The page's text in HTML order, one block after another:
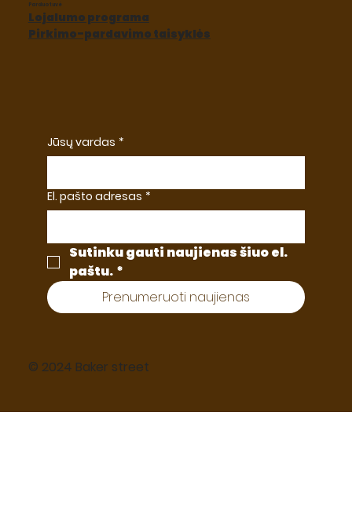
Parduotuvė
Lojalumo programa
Pirkimo-pardavimo taisyklės
Jūsų vardas *
El. pašto adresas *
Sutinku gauti naujienas šiuo el.
paštu. *
Prenumeruoti naujienas
© 2024 Baker street